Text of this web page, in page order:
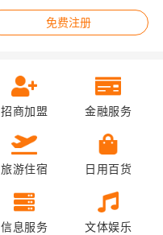
免费注册
招商加盟 金融服务
旅游住宿 日用百货
信息服务 文体娱乐